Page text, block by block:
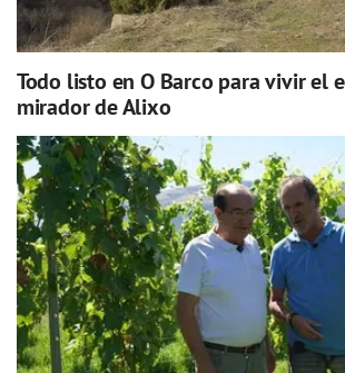
Todo listo en O Barco para vivir el
mirador de Alixo